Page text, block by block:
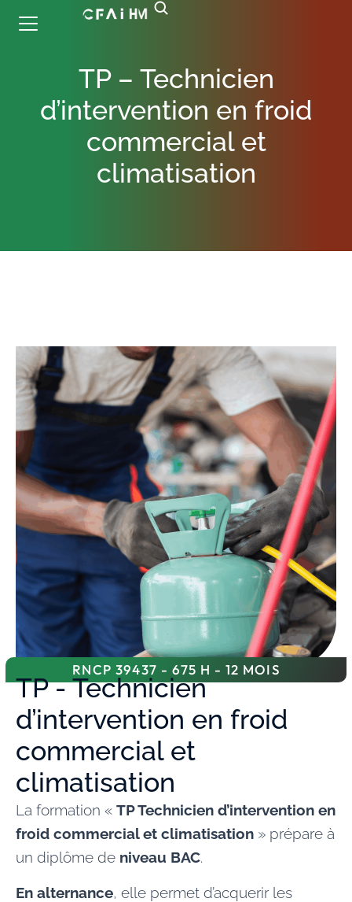
TP – Technicien
d’intervention en froid
commercial et
climatisation
RNCP 39437 - 675 H - 12 MOIS
TP - Technicien
d’intervention en froid
commercial et
climatisation
La formation « TP Technicien d’intervention en
froid commercial et climatisation » prépare à
un diplôme de niveau BAC.
En alternance, elle permet d’acquerir les